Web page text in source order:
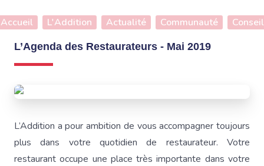
Accueil L'Addition Actualité Communauté Conseil
L’Agenda des Restaurateurs - Mai 2019
L’Addition a pour ambition de vous accompagner toujours
plus dans votre quotidien de restaurateur. Votre
restaurant occupe une place très importante dans votre